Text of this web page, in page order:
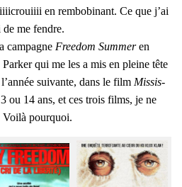
en rem­bo­bi­nant. Ce que j’ai
me fendre.
cam­pagne Free­dom Sum­meren
qui me les a mis en pleine tête
sui­vante, dans le film Mis­sis­
ou 14 ans, et ces trois films, je ne
Voi­là pour­quoi.